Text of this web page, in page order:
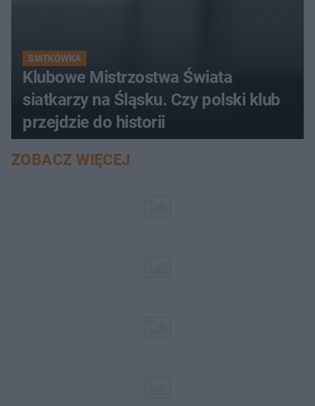
SIATKÓWKA
Klubowe Mistrzostwa Świata
siatkarzy na Śląsku. Czy polski klub
przejdzie do historii
ZOBACZ WIĘCEJ